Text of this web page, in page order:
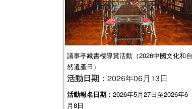
議事亭藏書樓導賞活動（2026中國文化和自
然遺產日）
活動日期： 2026年06月13日
活動報名日期： 2026年5月27日至2026年6
月8日